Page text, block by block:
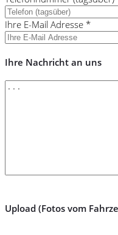
Ihre E-Mail Adresse *
Ihre Nachricht an uns
Upload (Fotos vom